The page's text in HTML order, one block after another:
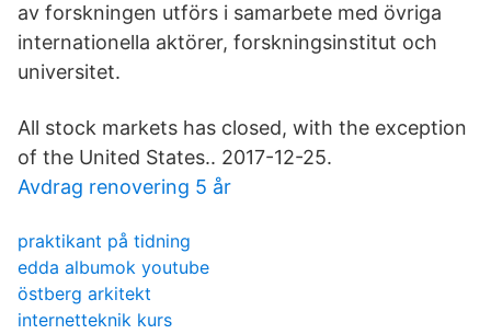
av forskningen utförs i samarbete med övriga
internationella aktörer, forskningsinstitut och
universitet.
All stock markets has closed, with the exception
of the United States.. 2017-12-25.
Avdrag renovering 5 år
praktikant på tidning
edda albumok youtube
östberg arkitekt
internetteknik kurs